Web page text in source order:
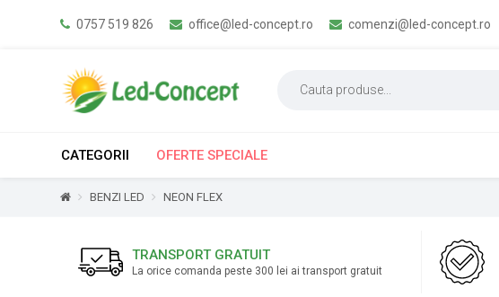
0757 519 826 office@led-concept.ro comenzi@led-concept.ro
CATEGORII OFERTE SPECIALE
BENZI LED NEON FLEX
TRANSPORT GRATUIT
La orice comanda peste 300 lei ai transport gratuit